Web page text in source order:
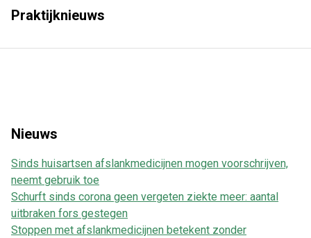
Praktijknieuws
Nieuws
Sinds huisartsen afslankmedicijnen mogen voorschrijven,
neemt gebruik toe
Schurft sinds corona geen vergeten ziekte meer: aantal
uitbraken fors gestegen
Stoppen met afslankmedicijnen betekent zonder